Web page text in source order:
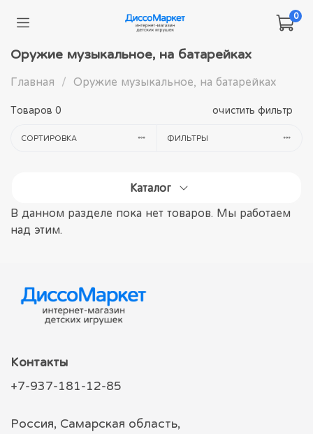
0
Оружие музыкальное, на батарейках
Главная Оружие музыкальное, на батарейках
Товаров 0 очистить фильтр
СОРТИРОВКА ФИЛЬТРЫ
Каталог
В данном разделе пока нет товаров. Мы работаем
над этим.
Контакты
+7-937-181-12-85
Россия, Самарская область,